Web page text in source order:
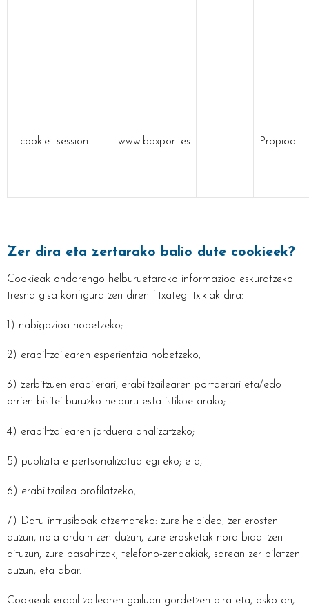
_cookie_session www.bpxport.es Propioa
Zer dira eta zertarako balio dute cookieek?
Cookieak ondorengo helburuetarako informazioa eskuratzeko
tresna gisa konfiguratzen diren fitxategi txikiak dira:
1) nabigazioa hobetzeko;
2) erabiltzailearen esperientzia hobetzeko;
3) zerbitzuen erabilerari, erabiltzailearen portaerari eta/edo
orrien bisitei buruzko helburu estatistikoetarako;
4) erabiltzailearen jarduera analizatzeko;
5) publizitate pertsonalizatua egiteko; eta,
6) erabiltzailea profilatzeko;
7) Datu intrusiboak atzemateko: zure helbidea, zer erosten
duzun, nola ordaintzen duzun, zure erosketak nora bidaltzen
dituzun, zure pasahitzak, telefono-zenbakiak, sarean zer bilatzen
duzun, eta abar.
Cookieak erabiltzailearen gailuan gordetzen dira eta, askotan,